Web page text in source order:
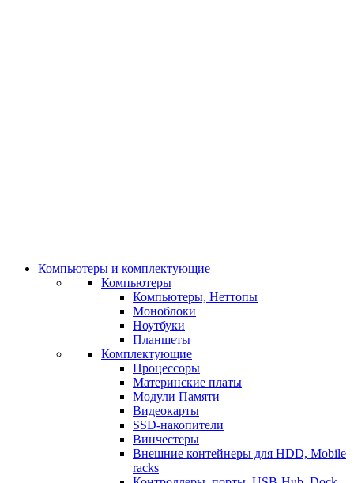
Компьютеры и комплектующие
Компьютеры
Компьютеры, Неттопы
Моноблоки
Ноутбуки
Планшеты
Комплектующие
Процессоры
Материнские платы
Модули Памяти
Видеокарты
SSD-накопители
Винчестеры
Внешние контейнеры для HDD, Mobile
racks